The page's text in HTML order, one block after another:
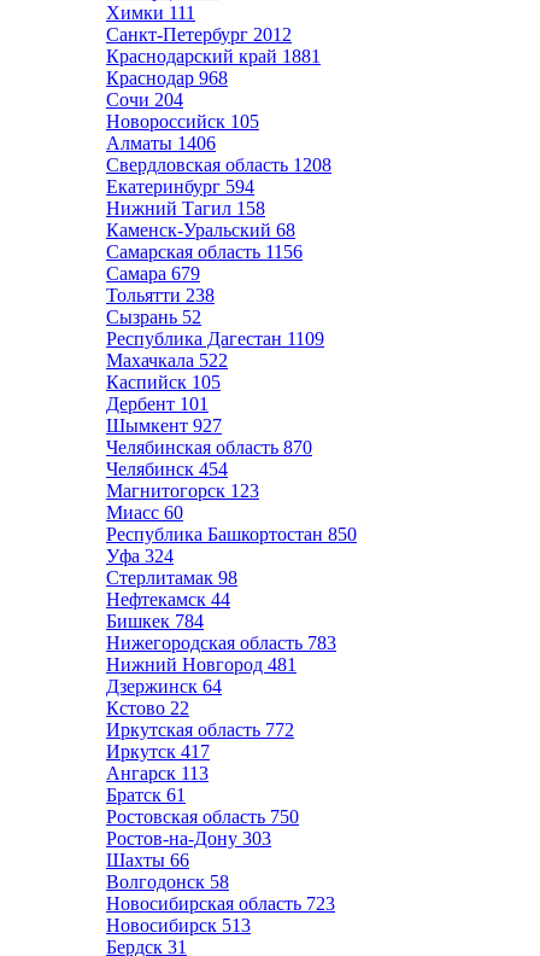
Химки 111
Санкт-Петербург 2012
Краснодарский край 1881
Краснодар 968
Сочи 204
Новороссийск 105
Алматы 1406
Свердловская область 1208
Екатеринбург 594
Нижний Тагил 158
Каменск-Уральский 68
Самарская область 1156
Самара 679
Тольятти 238
Сызрань 52
Республика Дагестан 1109
Махачкала 522
Каспийск 105
Дербент 101
Шымкент 927
Челябинская область 870
Челябинск 454
Магнитогорск 123
Миасс 60
Республика Башкортостан 850
Уфа 324
Стерлитамак 98
Нефтекамск 44
Бишкек 784
Нижегородская область 783
Нижний Новгород 481
Дзержинск 64
Кстово 22
Иркутская область 772
Иркутск 417
Ангарск 113
Братск 61
Ростовская область 750
Ростов-на-Дону 303
Шахты 66
Волгодонск 58
Новосибирская область 723
Новосибирск 513
Бердск 31